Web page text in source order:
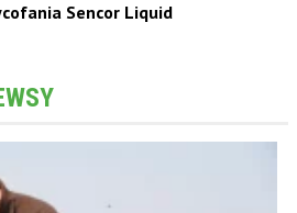
Sencor Liquid